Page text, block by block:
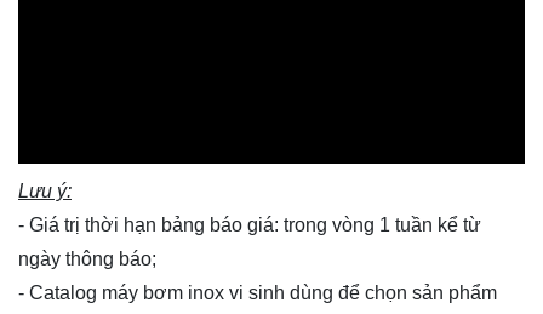
Lưu ý:
- Giá trị thời hạn bảng báo giá: trong vòng 1 tuần kể từ
ngày thông báo;
- Catalog máy bơm inox vi sinh dùng để chọn sản phẩm